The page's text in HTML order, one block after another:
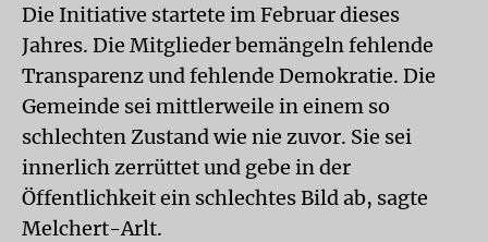
Die Initiative startete im Februar dieses
Jahres. Die Mitglieder bemängeln fehlende
Transparenz und fehlende Demokratie. Die
Gemeinde sei mittlerweile in einem so
schlechten Zustand wie nie zuvor. Sie sei
innerlich zerrüttet und gebe in der
Öffentlichkeit ein schlechtes Bild ab, sagte
Melchert-Arlt.